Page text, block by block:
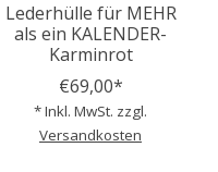
Lederhülle für MEHR
als ein KALENDER-
Karminrot
€69,00*
* Inkl. MwSt. zzgl.
Versandkosten